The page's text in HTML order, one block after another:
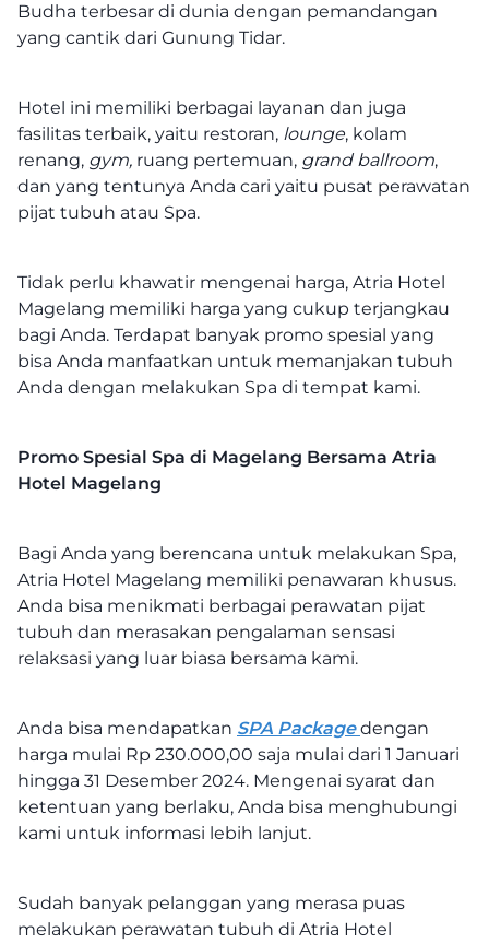
Budha terbesar di dunia dengan pemandangan
yang cantik dari Gunung Tidar.
Hotel ini memiliki berbagai layanan dan juga
fasilitas terbaik, yaitu restoran, lounge, kolam
renang, gym, ruang pertemuan, grand ballroom,
dan yang tentunya Anda cari yaitu pusat perawatan
pijat tubuh atau Spa.
Tidak perlu khawatir mengenai harga, Atria Hotel
Magelang memiliki harga yang cukup terjangkau
bagi Anda. Terdapat banyak promo spesial yang
bisa Anda manfaatkan untuk memanjakan tubuh
Anda dengan melakukan Spa di tempat kami.
Promo Spesial Spa di Magelang Bersama Atria
Hotel Magelang
Bagi Anda yang berencana untuk melakukan Spa,
Atria Hotel Magelang memiliki penawaran khusus.
Anda bisa menikmati berbagai perawatan pijat
tubuh dan merasakan pengalaman sensasi
relaksasi yang luar biasa bersama kami.
Anda bisa mendapatkan SPA Packagedengan
harga mulai Rp 230.000,00 saja mulai dari 1 Januari
hingga 31 Desember 2024. Mengenai syarat dan
ketentuan yang berlaku, Anda bisa menghubungi
kami untuk informasi lebih lanjut.
Sudah banyak pelanggan yang merasa puas
melakukan perawatan tubuh di Atria Hotel